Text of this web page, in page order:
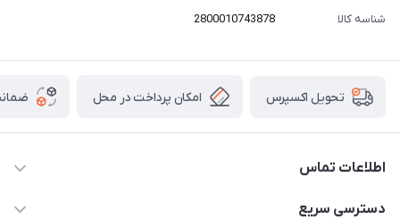
شناسه کالا 2800010743878
تحویل اکسپرس امکان پرداخت در محل
اطلاعات تماس
۰۲۱۰۰۰۰۰۰۰۰
دسترسی سریع